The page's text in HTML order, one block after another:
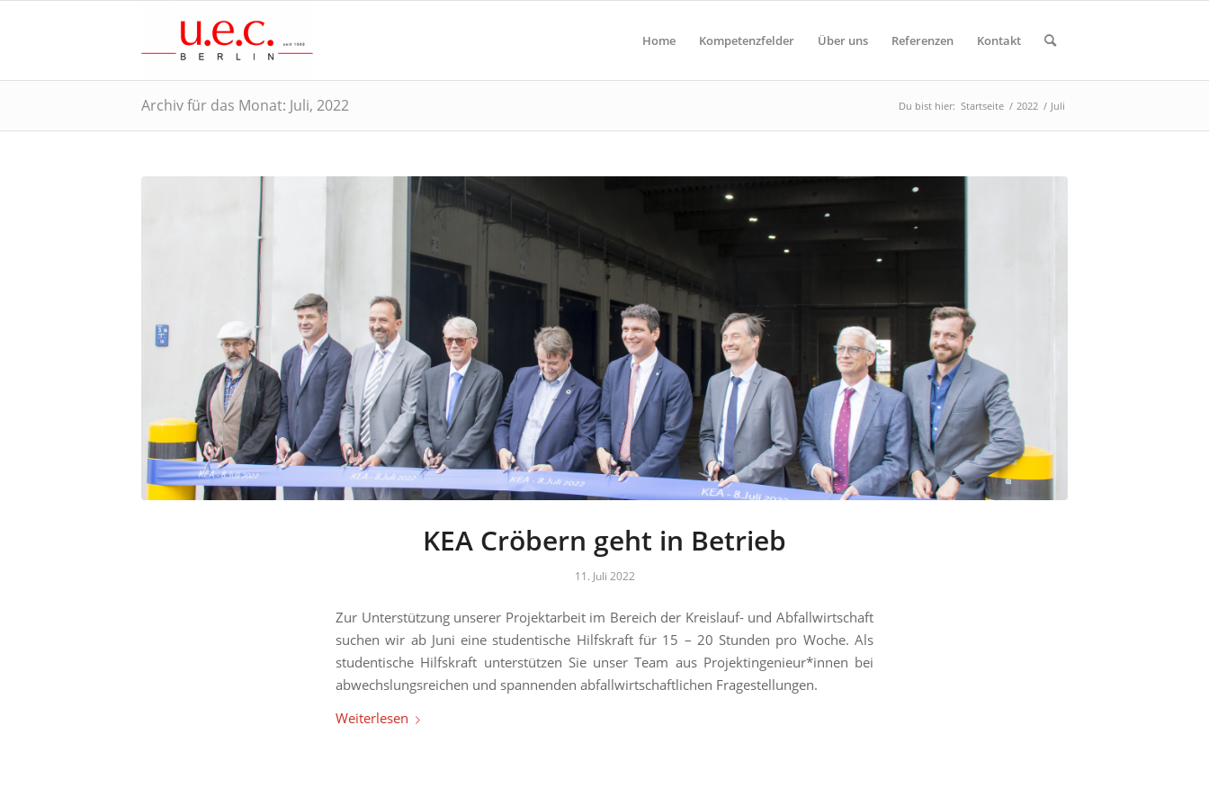
Home Kompetenzfelder Über uns Referenzen Kontakt
Archiv für das Monat: Juli, 2022 Du bist hier: Startseite / 2022 / Juli
KEA Cröbern geht in Betrieb
11. Juli 2022
Zur Unterstützung unserer Projektarbeit im Bereich der Kreislauf- und Abfallwirtschaft
suchen wir ab Juni eine studentische Hilfskraft für 15 – 20 Stunden pro Woche. Als
studentische Hilfskraft unterstützen Sie unser Team aus Projektingenieur*innen bei
abwechslungsreichen und spannenden abfallwirtschaftlichen Fragestellungen.
Weiterlesen